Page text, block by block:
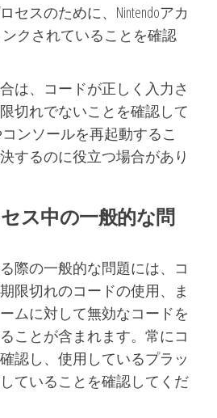
セスのために、Nintendoアカ
ンクされていることを確認
は、コードが正しく入力さ
切れでないことを確認して
コンソールを再起動するこ
するのに役立つ場合があり
ス中の一般的な問
際の一般的な問題には、コ
限切れのコードの使用、ま
ムに対して無効なコードを
ことが含まれます。常にコ
認し、使用しているプラッ
ていることを確認してくだ